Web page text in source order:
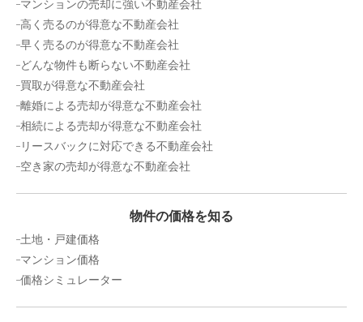
マンションの売却に強い不動産会社
高く売るのが得意な不動産会社
早く売るのが得意な不動産会社
どんな物件も断らない不動産会社
買取が得意な不動産会社
離婚による売却が得意な不動産会社
相続による売却が得意な不動産会社
リースバックに対応できる不動産会社
空き家の売却が得意な不動産会社
物件の価格を知る
土地・戸建価格
マンション価格
価格シミュレーター